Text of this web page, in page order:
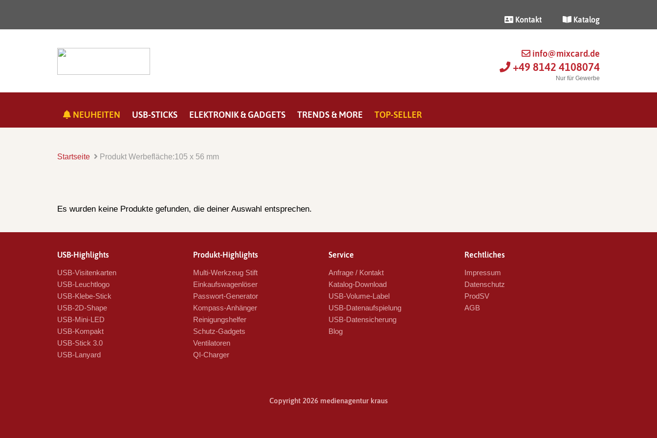
Kontakt Katalog
info@mixcard.de
+49 8142 4108074
Nur für Gewerbe
NEUHEITEN USB-STICKS ELEKTRONIK & GADGETS TRENDS & MORE TOP-SELLER
Startseite Produkt Werbefläche:105 x 56 mm
Es wurden keine Produkte gefunden, die deiner Auswahl entsprechen.
USB-Highlights
USB-Visitenkarten
USB-Leuchtlogo
USB-Klebe-Stick
USB-2D-Shape
USB-Mini-LED
USB-Kompakt
USB-Stick 3.0
USB-Lanyard
Produkt-Highlights
Multi-Werkzeug Stift
Einkaufswagenlöser
Passwort-Generator
Kompass-Anhänger
Reinigungshelfer
Schutz-Gadgets
Ventilatoren
QI-Charger
Service
Anfrage / Kontakt
Katalog-Download
USB-Volume-Label
USB-Datenaufspielung
USB-Datensicherung
Blog
Rechtliches
Impressum
Datenschutz
ProdSV
AGB
Copyright 2026 medienagentur kraus